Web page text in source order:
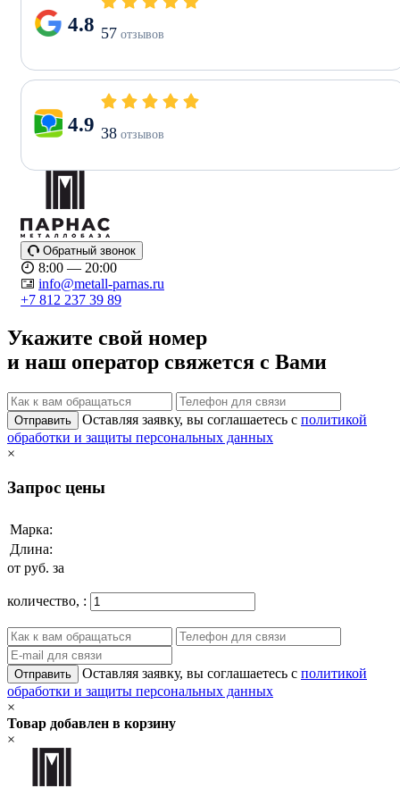
4.8 57 отзывов
4.9 38 отзывов
Обратный звонок
8:00 — 20:00
info@metall-parnas.ru
+7 812 237 39 89
Укажите свой номер
и наш оператор свяжется с Вами
Отправить Оставляя заявку, вы соглашаетесь с политикой
обработки и защиты персональных данных
×
Запрос цены
Марка:
Длина:
от руб. за
количество, :
Отправить Оставляя заявку, вы соглашаетесь с политикой
обработки и защиты персональных данных
×
Товар добавлен в корзину
×